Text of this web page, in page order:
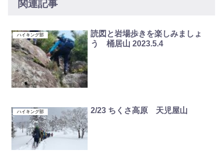
関連記事
ハイキング部
読図と岩場歩きを楽しみましょ
う 桶居山 2023.5.4
ハイキング部 2/23 ちくさ高原 天児屋山